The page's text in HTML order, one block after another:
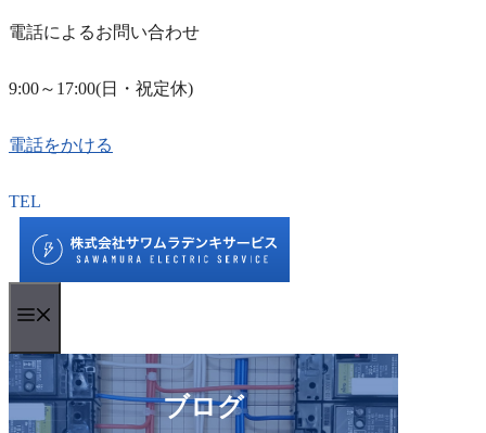
電話によるお問い合わせ
9:00～17:00(日・祝定休)
電話をかける
コ
ツ
へ
ス
TEL
ブログ